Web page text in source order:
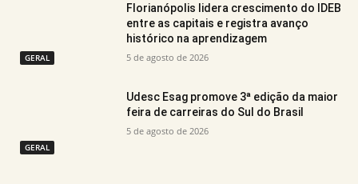
GERAL
Florianópolis lidera crescimento do IDEB
entre as capitais e registra avanço
histórico na aprendizagem
5 de agosto de 2026
GERAL
Udesc Esag promove 3ª edição da maior
feira de carreiras do Sul do Brasil
5 de agosto de 2026